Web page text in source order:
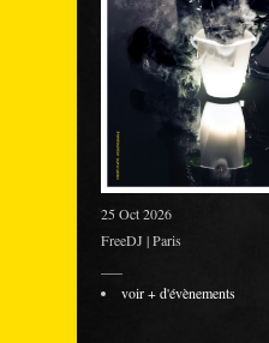
25 Oct 2026
FreeDJ | Paris
voir + d'évènements